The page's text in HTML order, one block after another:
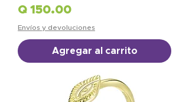
Precio
Q 150.00
Envíos y devoluciones
Agregar al carrito